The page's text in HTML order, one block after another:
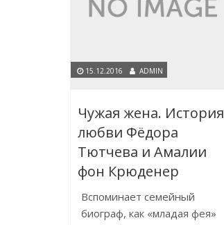
15.12.2016 ADMIN
Чужая жена. История
любви Фёдора
Тютчева и Амалии
фон Крюденер
Вспоминает семейный
биограф, как «младая фея»